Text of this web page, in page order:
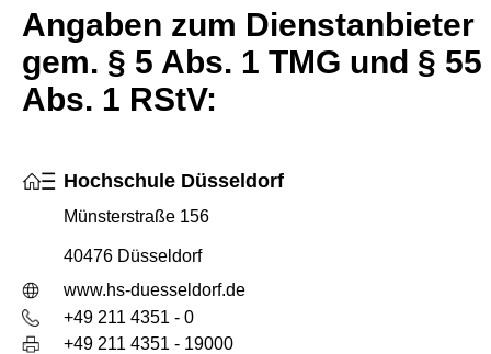
Angaben zum Dienstanbieter
gem. § 5 Abs. 1 TMG und § 55
Abs. 1 RStV:
Hochschule Düsseldorf
Münsterstraße 156
40476 Düsseldorf
www.hs-duesseldorf.de
+49 211 4351 - 0
+49 211 4351 - 19000